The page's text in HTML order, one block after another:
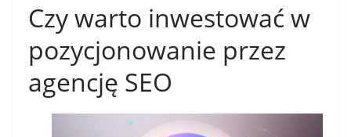
Czy warto inwestować w
pozycjonowanie przez
agencję SEO